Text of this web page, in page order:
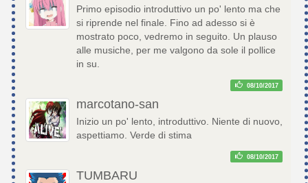
Primo episodio introduttivo un po' lento ma che
si riprende nel finale. Fino ad adesso si è
mostrato poco, vedremo in seguito. Un plauso
alle musiche, per me valgono da sole il pollice
in su.
08/10/2017
marcotano-san
Inizio un po' lento, introduttivo. Niente di nuovo,
aspettiamo. Verde di stima
08/10/2017
TUMBARU